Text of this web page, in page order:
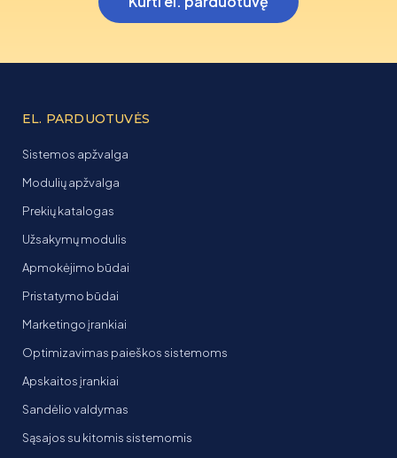
EL. PARDUOTUVĖS
Sistemos apžvalga
Modulių apžvalga
Prekių katalogas
Užsakymų modulis
Apmokėjimo būdai
Pristatymo būdai
Marketingo įrankiai
Optimizavimas paieškos sistemoms
Apskaitos įrankiai
Sandėlio valdymas
Sąsajos su kitomis sistemomis